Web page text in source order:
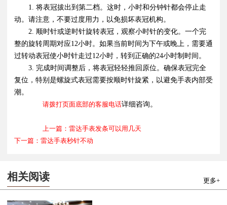
1. 将表冠拔出到第二档。这时，小时和分钟针都会停止走
动。请注意，不要过度用力，以免损坏表冠机构。
2. 顺时针或逆时针旋转表冠，观察小时针的变化。一个完
整的旋转周期对应12小时。如果当前时间为下午或晚上，需要通
过转动表冠使小时针走过12小时，转到正确的24小时制时间。
3. 完成时间调整后，将表冠轻轻推回原位。确保表冠完全
复位，特别是螺旋式表冠需要按顺时针旋紧，以避免手表内部受
潮。
请拨打页面底部的客服电话详细咨询。
上一篇：雷达手表发条可以用几天
下一篇：雷达手表秒针不动
相关阅读 更多+